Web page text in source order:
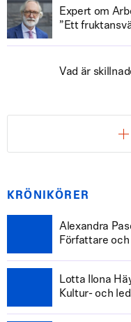
Expert om
”Ett
Vad är
KRÖNIKÖRER
Alexandra
Författare
Lotta Ilona
Kultur- och